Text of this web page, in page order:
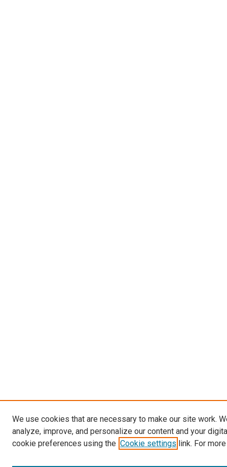
We use cookies that are necessary to make our site work.
analyze, improve, and personalize our content and your
cookie preferences using the Cookie settings link. For